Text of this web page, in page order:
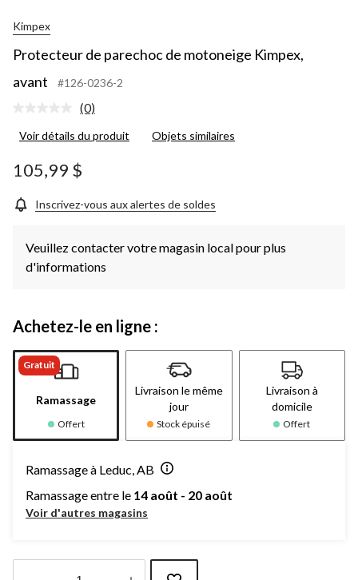
Kimpex
Protecteur de parechoc de motoneige Kimpex,
avant
#126-0236-2
Aucune
pour
produit.
Lien
la
même
(0)
Voir détails du produit Objets similaires
105,99 $
Inscrivez-vous aux alertes de soldes
Veuillez contacter votre magasin local pour plus
d'informations
Achetez-le en ligne :
Gratuit
Ramassage
Offert
Livraison le même
jour
Stock épuisé
Livraison à
domicile
Offert
Ramassage à Leduc, AB
Ramassage entre le 14 août - 20 août
Voir d'autres magasins